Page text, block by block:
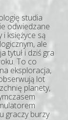
studia
odwiedzane
księżyce są
ale
tytuł i dziś gra
To co
eksploracja,
lot
planety,
graczy burzy